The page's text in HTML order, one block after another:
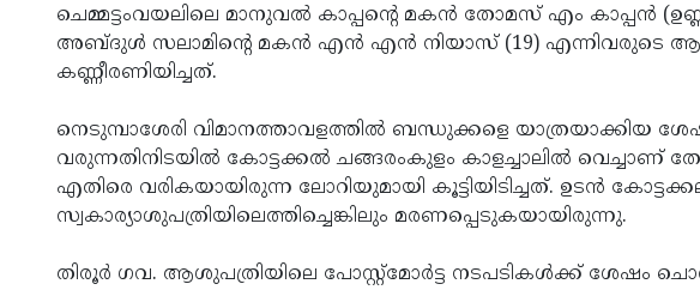
ചെമ്മട്ടംവയലിലെ മാനുവല്‍ കാപ്പന്റെ മകന്‍ തോമസ് എം കാപ്പന്‍
അബ്ദുള്‍ സലാമിന്റെ മകന്‍ എന്‍ എന്‍ നിയാസ് (19) എന്നിവരുടെ
കണ്ണീരണിയിച്ചത്.
നെടുമ്പാശേരി വിമാനത്താവളത്തില്‍ ബന്ധുക്കളെ യാത്രയാക്കിയ ശേഷം
വരുന്നതിനിടയില്‍ കോട്ടക്കല്‍ ചങ്ങരംകുളം കാളച്ചാലില്‍ വെച്ചാണ്
എതിരെ വരികയായിരുന്ന ലോറിയുമായി കൂട്ടിയിടിച്ചത്. ഉടന്‍
സ്വകാര്യാശുപത്രിയിലെത്തിച്ചെങ്കിലും മരണപ്പെടുകയായിരുന്നു.
തിരൂര്‍ ഗവ. ആശുപത്രിയിലെ പോസ്റ്റ്മോര്‍ട്ട നടപടികള്‍ക്ക് ശേഷം